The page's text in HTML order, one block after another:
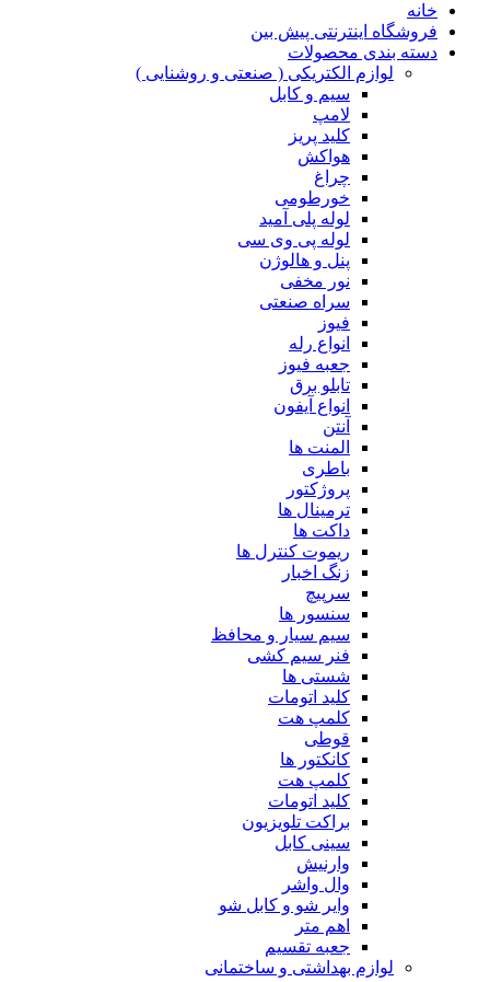
خانه
فروشگاه اینترنتی پیش بین
دسته بندی محصولات
لوازم الکتریکی ( صنعتی و روشنایی )
سیم و کابل
لامپ
کلید پریز
هواکش
چراغ
خورطومی
لوله پلی آمید
لوله پی وی سی
پنل و هالوژن
نور مخفی
سراه صنعتی
فیوز
انواع رله
جعبه فیوز
تابلو برق
انواع آیفون
آنتن
المنت ها
باطری
پروژکتور
ترمینال ها
داکت ها
ریموت کنترل ها
زنگ اخبار
سرپیچ
سنسور ها
سیم سیار و محافظ
فنر سیم کشی
شستی ها
کلید اتومات
کلمپ هت
قوطی
کانکتور ها
کلمپ هت
کلید اتومات
براکت تلویزیون
سینی کابل
وارنیش
وال واشر
وایر شو و کابل شو
اهم متر
جعبه تقسیم
لوازم بهداشتی و ساختمانی